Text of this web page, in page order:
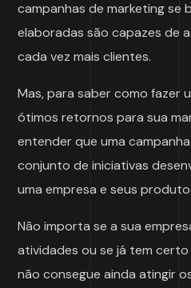
campanhas de marketing se
elaboradas são capazes de
cada vez mais clientes.
Mas, para saber como fazer
ótimos retornos para sua
entender que uma
conjunto de iniciativas
uma empresa e seus
Não importa se a sua
atividades ou se já tem
não consegue ainda atingir